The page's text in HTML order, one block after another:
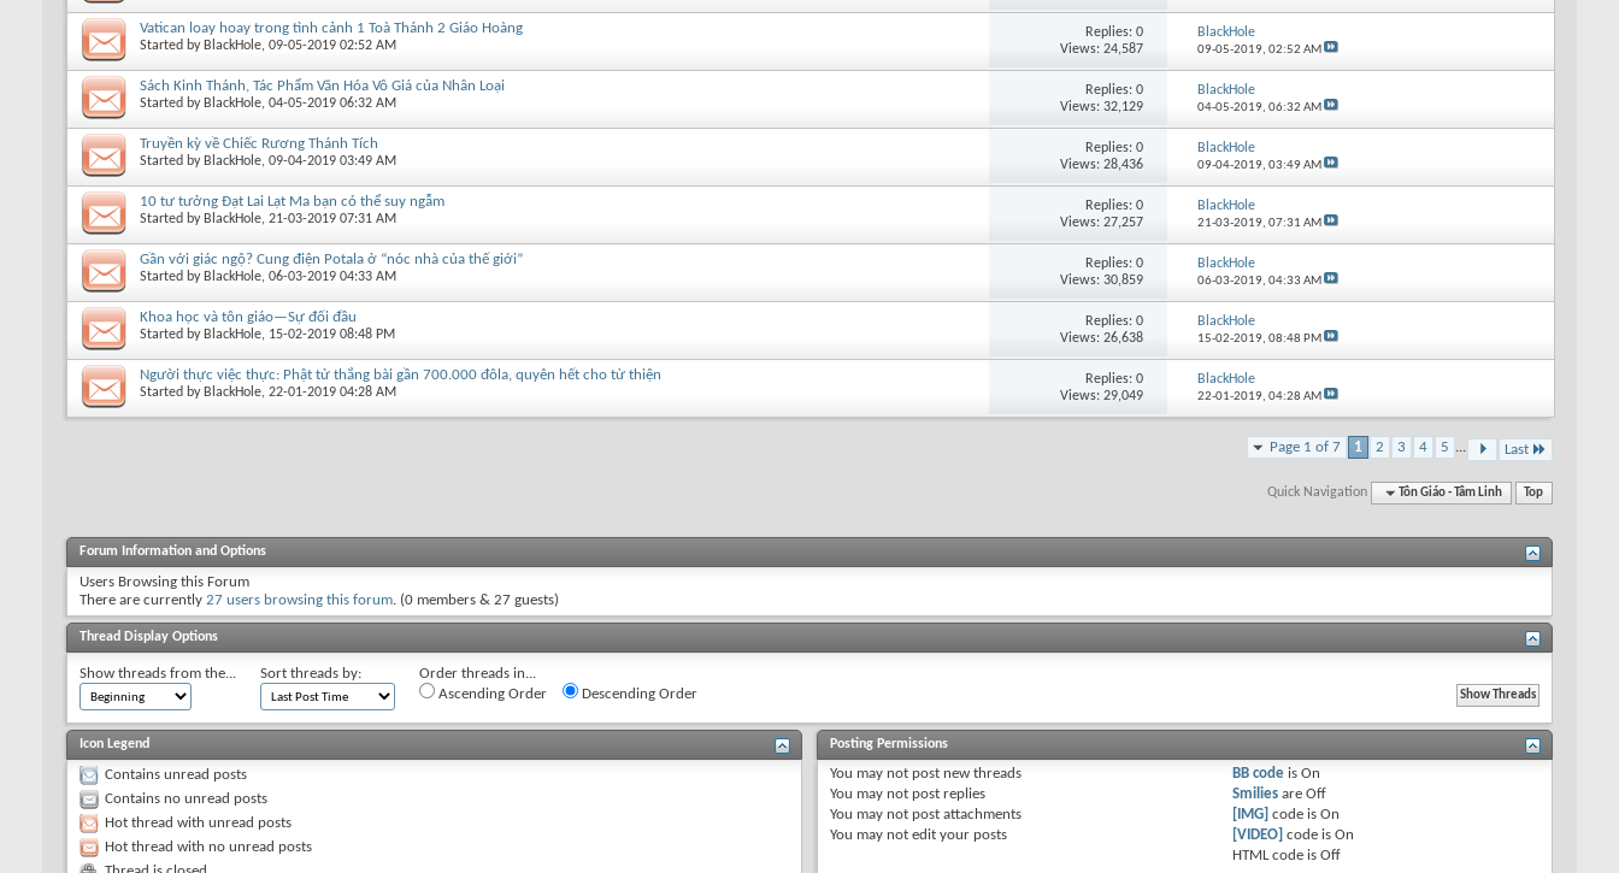
Vatican loay hoay trong tình cảnh 1 Toà Thánh 2 Giáo Hoàng
Started by BlackHole, 09-05-2019 02:52 AM
Replies: 0
Views: 24,587
BlackHole
09-05-2019, 02:52 AM
Sách Kinh Thánh, Tác Phẩm Văn Hóa Vô Giá của Nhân Loại
Started by BlackHole, 04-05-2019 06:32 AM
Replies: 0
Views: 32,129
BlackHole
04-05-2019, 06:32 AM
Truyền kỳ về Chiếc Rương Thánh Tích
Started by BlackHole, 09-04-2019 03:49 AM
Replies: 0
Views: 28,436
BlackHole
09-04-2019, 03:49 AM
10 tư tưởng Đạt Lai Lạt Ma bạn có thể suy ngẫm
Started by BlackHole, 21-03-2019 07:31 AM
Replies: 0
Views: 27,257
BlackHole
21-03-2019, 07:31 AM
Gần với giác ngộ? Cung điện Potala ở “nóc nhà của thế giới”
Started by BlackHole, 06-03-2019 04:33 AM
Replies: 0
Views: 30,859
BlackHole
06-03-2019, 04:33 AM
Khoa học và tôn giáo—Sự đối đầu
Started by BlackHole, 15-02-2019 08:48 PM
Replies: 0
Views: 26,638
BlackHole
15-02-2019, 08:48 PM
Người thực việc thực: Phật tử thắng bài gần 700.000 đôla, quyên hết cho từ thiện
Started by BlackHole, 22-01-2019 04:28 AM
Replies: 0
Views: 29,049
BlackHole
22-01-2019, 04:28 AM
Page 1 of 7 1 2 3 4 5 ... Last
Quick Navigation Tôn Giáo - Tâm Linh Top
Forum Information and Options
Users Browsing this Forum
There are currently 27 users browsing this forum. (0 members & 27 guests)
Thread Display Options
Show threads from the... Sort threads by:
Order threads in...
Ascending Order
Descending Order
Icon Legend
Contains unread posts
Contains no unread posts
Hot thread with unread posts
Hot thread with no unread posts
Posting Permissions
You may not post new threads
You may not post replies
You may not post attachments
You may not edit your posts
BB code isOn
Smilies areOff
[IMG] code isOn
[VIDEO] code isOn
HTML code isOff